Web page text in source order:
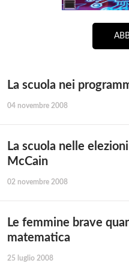
La scuola nei
04 novembre 2008
La scuola nelle
McCain
02 novembre 2008
Le femmine brave
matematica
25 luglio 2008